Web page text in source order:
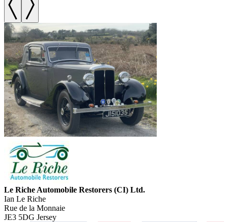
Le Riche Automobile Restorers (CI) Ltd.
Ian Le Riche
Rue de la Monnaie
JE3 5DG Jersey